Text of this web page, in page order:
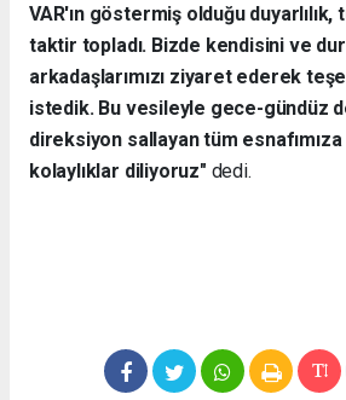
VAR'ın göstermiş olduğu
taktir topladı. Bizde kendisini ve
arkadaşlarımızı ziyaret ederek
istedik. Bu vesileyle gece-gündüz
direksiyon sallayan tüm esnafımıza
kolaylıklar diliyoruz" dedi.